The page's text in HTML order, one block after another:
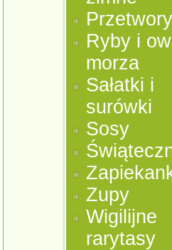
Przetwory
Ryby i
morza
Sałatki i
surówki
Sosy
Zupy
Wigilijne
rarytasy